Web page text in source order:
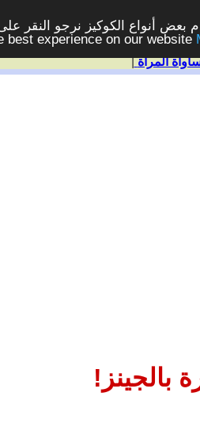
أنواع الكوكيز نرجو النقر
best experience on our website
| المرأة
بالجينز!